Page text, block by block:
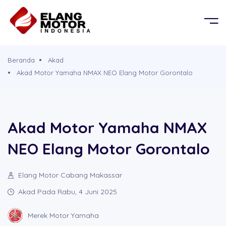
CICILAN
Beranda
Akad
Akad Motor Yamaha NMAX NEO Elang Motor Gorontalo
Akad Motor Yamaha NMAX
NEO Elang Motor Gorontalo
Elang Motor Cabang Makassar
Akad Pada Rabu, 4 Juni 2025
Merek Motor Yamaha